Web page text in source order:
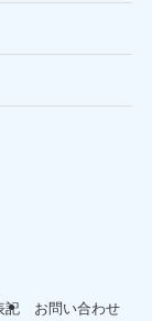
記 お問い合わせ